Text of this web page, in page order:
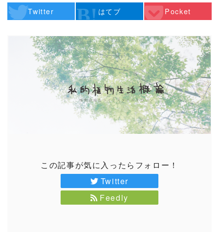
Twitter はてブ Pocket
この記事が気に入ったらフォロー！
Twitter
Feedly